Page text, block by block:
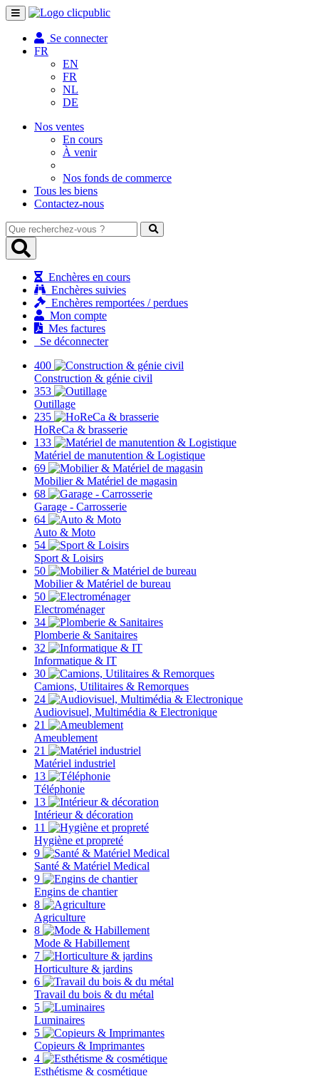
Toggle
navigation
Se connecter
FR
EN
FR
NL
DE
Nos ventes
En cours
À venir
Nos fonds de commerce
Tous les biens
Contactez-nous
Que
recherchez-
vous
Enchères en cours
Enchères suivies
Enchères remportées / perdues
Mon compte
Mes factures
Se déconnecter
400
Construction & génie civil
353
Outillage
235
HoReCa & brasserie
133
Matériel de manutention & Logistique
69
Mobilier & Matériel de magasin
68
Garage - Carrosserie
64
Auto & Moto
54
Sport & Loisirs
50
Mobilier & Matériel de bureau
50
Electroménager
34
Plomberie & Sanitaires
32
Informatique & IT
30
Camions, Utilitaires & Remorques
24
Audiovisuel, Multimédia & Electronique
21
Ameublement
21
Matériel industriel
13
Téléphonie
13
Intérieur & décoration
11
Hygiène et propreté
9
Santé & Matériel Medical
9
Engins de chantier
8
Agriculture
8
Mode & Habillement
7
Horticulture & jardins
6
Travail du bois & du métal
5
Luminaires
5
Copieurs & Imprimantes
4
Esthétisme & cosmétique